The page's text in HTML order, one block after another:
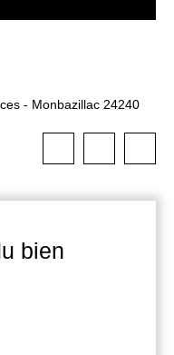
- Monbazillac 24240
bien